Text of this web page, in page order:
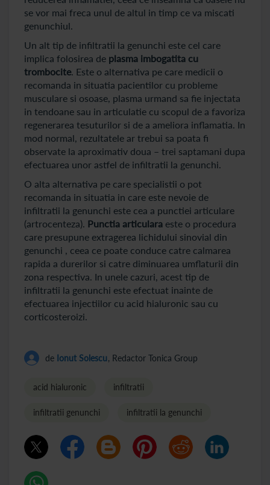
se vor mai freca unul de altul in timp ce va miscati
genunchiul.
Un alt tip de infiltratii la genunchi este cel care
implica folosirea de plasma imbogatita cu
trombocite. Este o alternativa pe care medicii o
recomanda in situatia pacientilor cu probleme
musculare si osoase, plasma urmand sa fie injectata
in tendoane sau in articulatie cu scopul de a favoriza
regenerarea tesuturilor si de a ameliora inflamatia. In
mod normal, rezultatele ar trebui sa poata fi
observate la aproximativ doua – trei saptamani dupa
efectuarea unor astfel de infiltratii la genunchi.
O alta alternativa pe care specialistii o pot
recomanda in situatia in care este nevoie de
infiltratii la genunchi este cea a punctiei articulare
(artrocenteza). Punctia articulara este o procedura
care presupune extragerea lichidului sinovial din
genunchi , ceea ce poate conduce catre calmarea
rapida a durerilor si catre diminuarea umflaturii din
zona respectiva. In unele cazuri, acest tip de
infiltratii la genunchi este efectuat inainte de
efectuarea injectiilor cu acid hialuronic sau cu
corticosteroizi.
de Ionut Solescu, Redactor Tonica Group
acid hialuronic infiltratii
infiltratii genunchi infiltratii la genunchi